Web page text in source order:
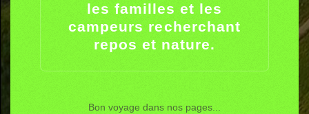
les familles et les
campeurs recherchant
repos et nature.
Bon voyage dans nos pages...